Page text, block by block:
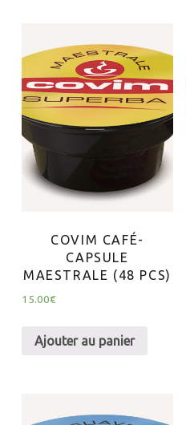
COVIM CAFÉ-
CAPSULE
MAESTRALE (48 PCS)
15.00€
Ajouter au panier